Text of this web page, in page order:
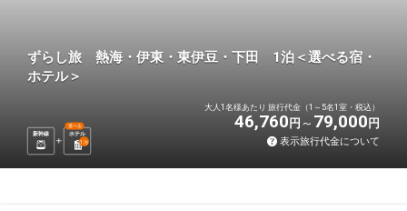
ずらし旅 熱海・伊東・東伊豆・下田 1泊＜選べる宿・
ホテル＞
新幹線 ホテル
選べる
1 泊
大人1名様あたり 旅行代金（1～5名1室・税込）
46,760 円 79,000 円
表示旅行代金について